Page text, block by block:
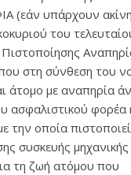
(εάν υπάρχουν
του
στη σύνθεση του
άτομο με αναπηρία
ασφαλιστικού φορέα
την οποία
συσκευής
τη ζωή ατόμου που